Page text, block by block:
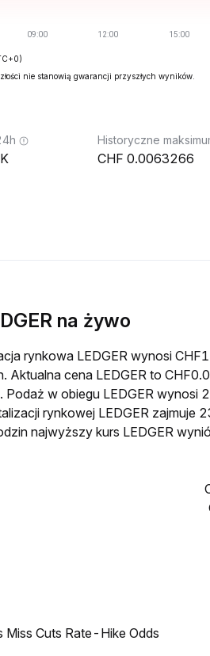
nie stanowią gwarancji przyszłych wyników.
Historyczne
0.0063266
na żywo
rynkowa LEDGER wynosi
Aktualna cena LEDGER to
w obiegu LEDGER wynosi
rynkowej LEDGER zajmuje
najwyższy kurs LEDGER
Miss Cuts Rate-Hike Odds